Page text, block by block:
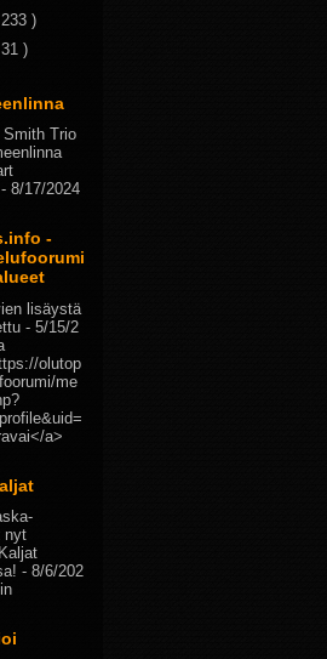
)
)
Smith Trio
8/17/2024
-
lisäystä
- 5/15/2
olutop
me
a>
nyt
- 8/6/202